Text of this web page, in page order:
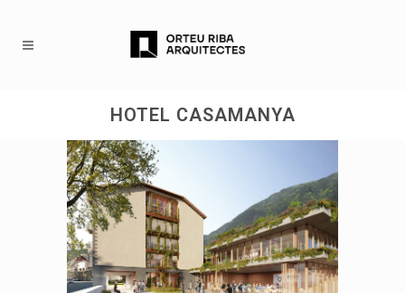
HOTEL CASAMANYA